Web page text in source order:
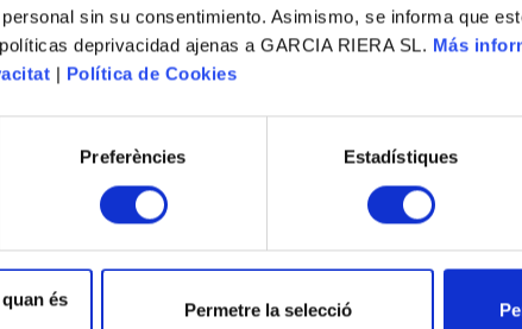
sin su consentimiento. Asimismo, se informa que
deprivacidad ajenas a GARCIA RIERA SL. Más
| Política de Cookies
Preferències Estadístiques
és
Permetre la selecció
Empresa
Compromís
Empresa
Compromiso
Company
Borsa de treball
Bolsa de trabajo
Indústria i
Patrimoni
Residencial
Turisme i oci
Serveis de
Industria y